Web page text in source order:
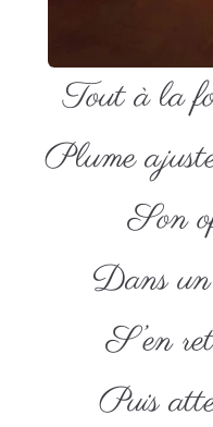
Tout à la
Plume
Son
Dans un
S’en
Puis